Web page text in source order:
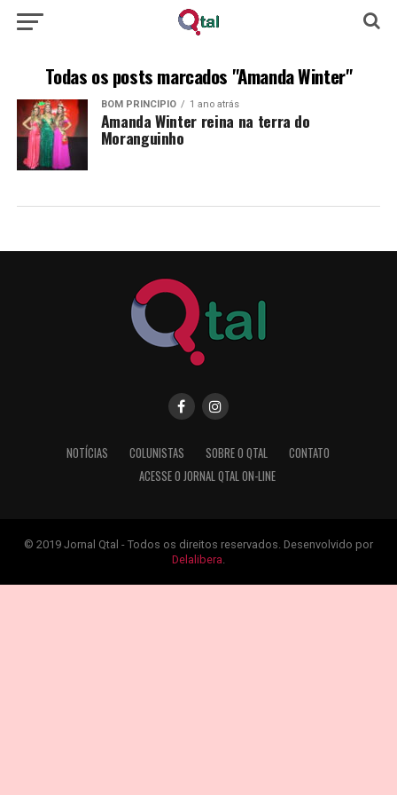
Todas os posts marcados "Amanda Winter"
BOM PRINCÍPIO 1 ano atrás
Amanda Winter reina na terra do
Moranguinho
NOTÍCIAS COLUNISTAS SOBRE O QTAL
CONTATO
ACESSE O JORNAL QTAL ON-LINE
© 2019 Jornal Qtal - Todos os direitos reservados. Desenvolvido por
Delalibera.